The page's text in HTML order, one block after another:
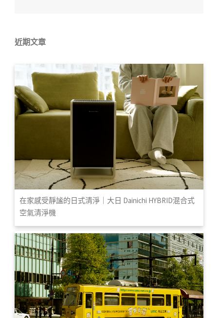
近期文章
在家感受靜謐的日式清淨｜大日 Dainichi HYBRID混合式
空氣清淨機